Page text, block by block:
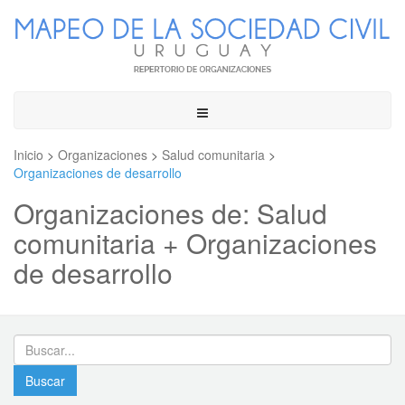
Toggle
Inicio > Organizaciones > Salud comunitaria >
Organizaciones de desarrollo
Organizaciones de: Salud
comunitaria + Organizaciones
de desarrollo